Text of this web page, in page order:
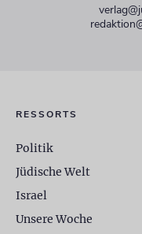
RESSORTS
Politik
Jüdische Welt
Israel
Unsere Woche